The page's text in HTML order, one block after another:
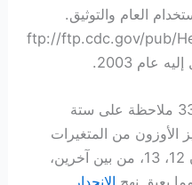
الاستخدام العام والتوثيق.
ftp://ftp.cdc.gov/pub/
ozone.sav. تتضمن البيانات 330 ملاحظة على ستة
الأوزون من المتغيرات
المتبقية. وجد الباحثون السابقون 12، 13، من بين آخرين،